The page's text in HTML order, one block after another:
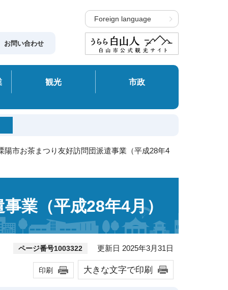
お問い合わせ
Foreign language
観光 市政
陽市お茶まつり友好訪問団派遣事業（平成28年4
業（平成28年4月）
ページ番号1003322 更新日 2025年3月31日
印刷 大きな文字で印刷